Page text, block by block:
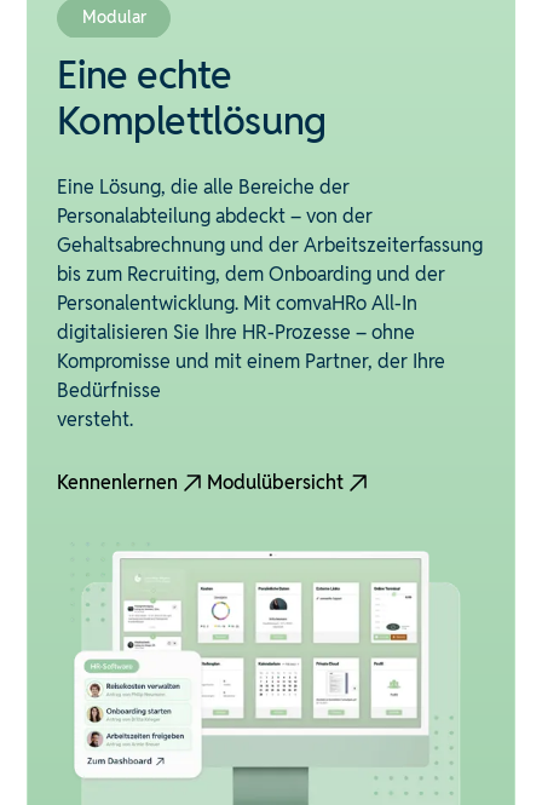
Modular
Eine echte
Komplettlösung
Eine Lösung, die alle Bereiche der
Personalabteilung abdeckt – von der
Gehaltsabrechnung und der Arbeitszeiterfassung
bis zum Recruiting, dem Onboarding und der
Personalentwicklung. Mit comvaHRo All-In
digitalisieren Sie Ihre HR-Prozesse – ohne
Kompromisse und mit einem Partner, der Ihre
Bedürfnisse
versteht.
Kennenlernen Modulübersicht